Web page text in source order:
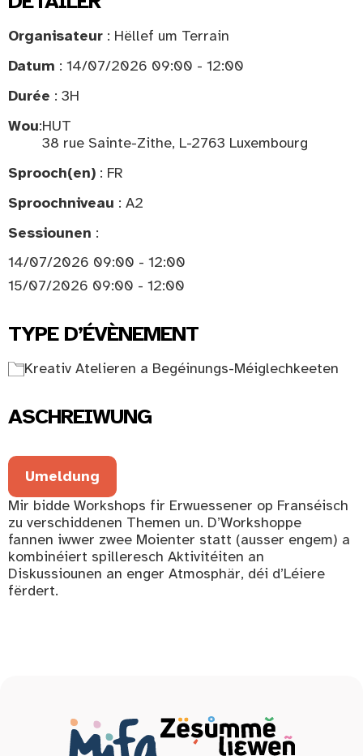
Organisateur : Hëllef um Terrain
Datum : 14/07/2026 09:00 - 12:00
Durée : 3H
Wou:HUT
38 rue Sainte-Zithe, L-2763 Luxembourg
Sprooch(en) : FR
Sproochniveau : A2
Sessiounen :
14/07/2026 09:00 - 12:00
15/07/2026 09:00 - 12:00
TYPE D’ÉVÈNEMENT
Kreativ Atelieren a Begéinungs-Méiglechkeeten
ASCHREIWUNG
Umeldung
Mir bidde Workshops fir Erwuessener op Franséisch
zu verschiddenen Themen un. D’Workshoppe
fannen iwwer zwee Moienter statt (ausser engem) a
kombinéiert spilleresch Aktivitéiten an
Diskussiounen an enger Atmosphär, déi d’Léiere
fërdert.